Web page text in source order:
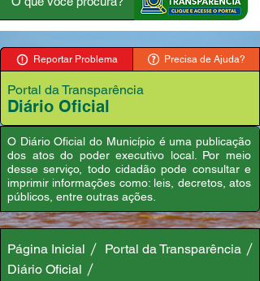
Reportar Problema Precisa de Ajuda?
Portal da Transparência
Diário Oficial
O Diário Oficial do Município é uma publicação
dos atos do poder executivo local. Por meio
desse serviço, todo cidadão pode consultar e
imprimir informações como: leis, decretos, atos
públicos, entre outras ações.
Página Inicial
Portal da Transparência
Diário Oficial